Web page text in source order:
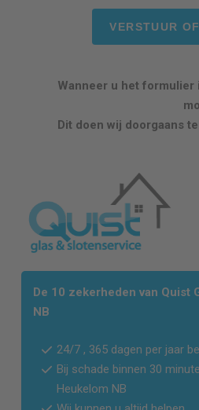
Wanneer u het
Dit doen wij doorgaans
De 10 zekerheden van Quist
NB
24/7 , 365 dagen per jaar
Bij schade binnen 30
Heukelom NB